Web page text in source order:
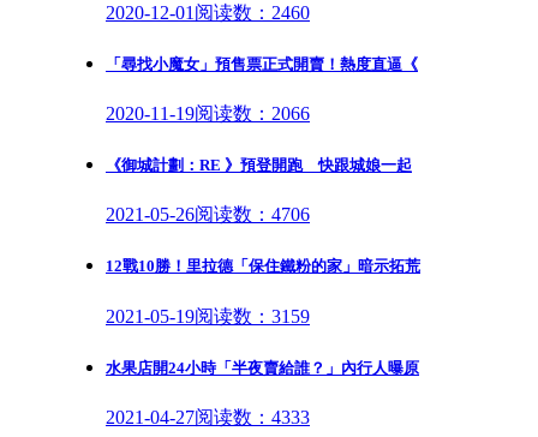
2020-12-01 阅读数：2460
「尋找小魔女」預售票正式開賣！熱度直逼《
2020-11-19阅读数：2066
《御城計劃：RE 》預登開跑 快跟城娘一起
2021-05-26阅读数：4706
12戰10勝！里拉德「保住鐵粉的家」暗示拓荒
2021-05-19阅读数：3159
水果店開24小時「半夜賣給誰？」內行人曝原
2021-04-27阅读数：4333